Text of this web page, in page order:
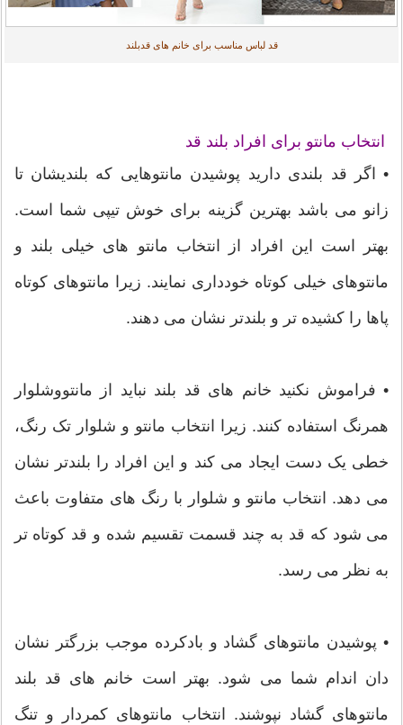
قد لباس مناسب برای خانم های قدبلند
انتخاب مانتو برای افراد بلند قد
• اگر قد بلندی دارید پوشیدن مانتوهایی که بلندیشان تا
زانو می باشد بهترین گزینه برای خوش تیپی شما است.
بهتر است این افراد از انتخاب مانتو های خیلی بلند و
مانتوهای خیلی کوتاه خودداری نمایند. زیرا مانتوهای کوتاه
پاها را کشیده تر و بلندتر نشان می دهند.
• فراموش نکنید خانم های قد بلند نباید از مانتووشلوار
همرنگ استفاده کنند. زیرا انتخاب مانتو و شلوار تک رنگ،
خطی یک دست ایجاد می کند و این افراد را بلندتر نشان
می دهد. انتخاب مانتو و شلوار با رنگ های متفاوت باعث
می شود که قد به چند قسمت تقسیم شده و قد کوتاه تر
به نظر می رسد.
• پوشیدن مانتوهای گشاد و بادکرده موجب بزرگتر نشان
دان اندام شما می شود. بهتر است خانم های قد بلند
مانتوهای گشاد نپوشند. انتخاب مانتوهای کمردار و تنگ